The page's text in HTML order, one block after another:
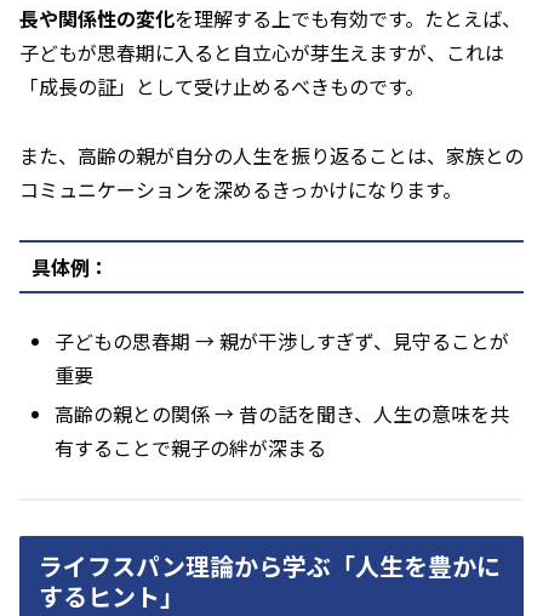
長や関係性の変化を理解する上でも有効です。たとえば、
子どもが思春期に入ると自立心が芽生えますが、これは
「成長の証」として受け止めるべきものです。
また、高齢の親が自分の人生を振り返ることは、家族との
コミュニケーションを深めるきっかけになります。
具体例：
子どもの思春期 → 親が干渉しすぎず、見守ることが
重要
高齢の親との関係 → 昔の話を聞き、人生の意味を共
有することで親子の絆が深まる
ライフスパン理論から学ぶ「人生を豊かに
するヒント」